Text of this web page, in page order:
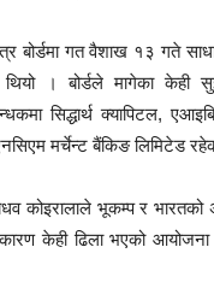
बोर्डमा गत वैशाख १३ गते
थियो । बोर्डले मागेका केही
सिद्धार्थ क्यापिटल,
मर्चेन्ट बैंकिङ लिमिटेड
कोइरालाले भूकम्प र भारतको
केही ढिला भएको आयोजना